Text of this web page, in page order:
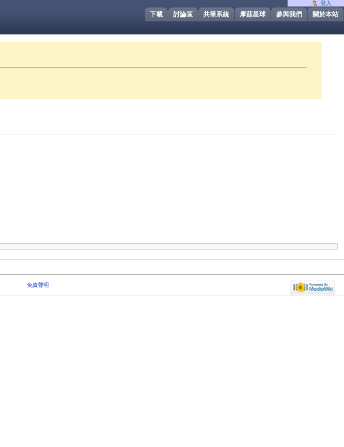
關於本站
參與我們
摩茲星球
共筆系統
討論區
下載
登入
免責聲明